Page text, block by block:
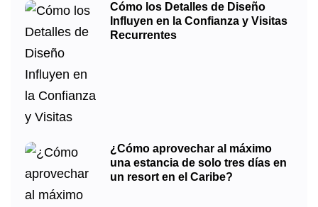
Cómo los Detalles de Diseño
Influyen en la Confianza y Visitas
Recurrentes
¿Cómo aprovechar al máximo
una estancia de solo tres días en
un resort en el Caribe?